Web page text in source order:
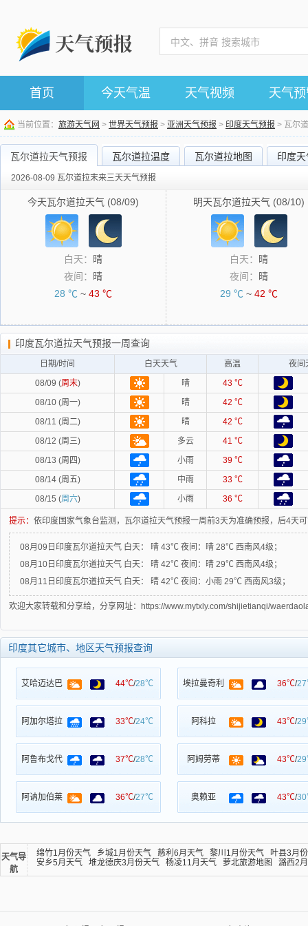
首页 今天气温 天气视频 天气
当前位置： 旅游天气网 > 世界天气预报 > 亚洲天气预报 > 印度天气预报 > 瓦尔
瓦尔道拉天气预报 瓦尔道拉温度 瓦尔道拉地图 印度天
2026-08-09 瓦尔道拉末来三天天气预报
今天瓦尔道拉天气 (08/09)
白天：
晴
夜间：
晴
28 ℃ ~ 43 ℃
明天瓦尔道拉天气 (08/10)
白天：
晴
夜间：
晴
29 ℃ ~ 42 ℃
印度瓦尔道拉天气预报一周查询
日期/时间 白天天气 高温
夜间
08/09 (周末) 晴
43 ℃
08/10 (周一)
晴
42 ℃
08/11 (周二)
晴
42 ℃
08/12 (周三)
多云
41 ℃
08/13 (周四)
小雨
39 ℃
08/14 (周五)
中雨
33 ℃
08/15 (周六) 小雨 36 ℃
提示： 依印度国家气象台监测，瓦尔道拉天气预报一周前3天为准确预报，后4天
08月09日印度瓦尔道拉天气 白天： 晴 43℃ 夜间： 晴 28℃ 西南风4级；
08月10日印度瓦尔道拉天气 白天： 晴 42℃ 夜间： 晴 29℃ 西南风4级；
08月11日印度瓦尔道拉天气 白天： 晴 42℃ 夜间： 小雨 29℃ 西南风3级；
欢迎大家转载和分享给，分享网址：https://www.mytxly.com/shijietianqi/
印度其它城市、地区天气预报查询
艾哈迈达巴 44℃/28℃ 埃拉曼奇利 36℃/
阿加尔塔拉 33℃/24℃ 阿科拉 43℃/
阿鲁布戈代 37℃/28℃ 阿姆劳蒂 43℃/
阿讷加伯莱 36℃/27℃ 奥赖亚 43℃/
天气导
航
绵竹1月份天气 乡城1月份天气 慈利6月天气 黎川1月份天气
叶县3月
安乡5月天气
堆龙德庆3月份天气 杨凌11月天气 萝北旅游地图 潞西2